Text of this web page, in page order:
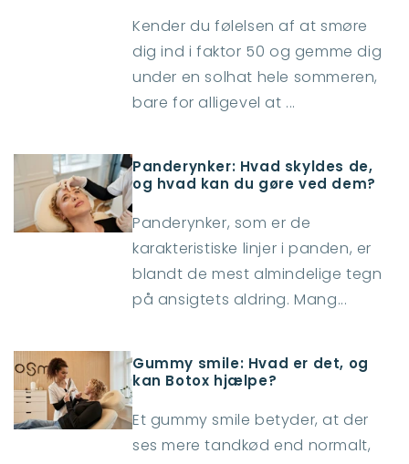
Kender du følelsen af at smøre
dig ind i faktor 50 og gemme dig
under en solhat hele sommeren,
bare for alligevel at ...
Panderynker: Hvad skyldes de,
og hvad kan du gøre ved dem?
Panderynker, som er de
karakteristiske linjer i panden, er
blandt de mest almindelige tegn
på ansigtets aldring. Mang...
Gummy smile: Hvad er det, og
kan Botox hjælpe?
Et gummy smile betyder, at der
ses mere tandkød end normalt,